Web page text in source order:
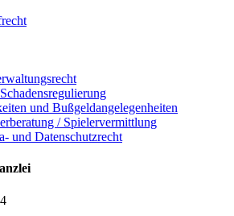
und Bußgeldangelegenheiten
/ Spielervermittlung
und Datenschutzrecht